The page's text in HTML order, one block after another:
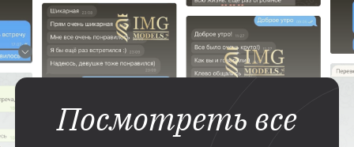
Посмотреть все